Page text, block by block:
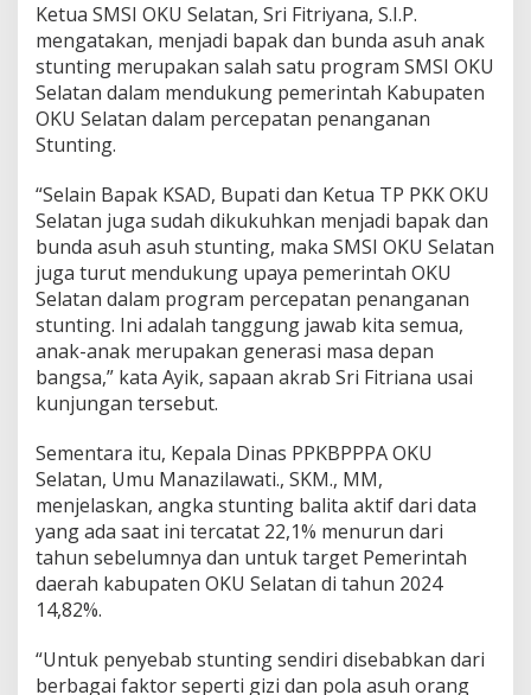
Ketua SMSI OKU Selatan, Sri Fitriyana, S.I.P.
mengatakan, menjadi bapak dan bunda asuh anak
stunting merupakan salah satu program SMSI OKU
Selatan dalam mendukung pemerintah Kabupaten
OKU Selatan dalam percepatan penanganan
Stunting.
“Selain Bapak KSAD, Bupati dan Ketua TP PKK OKU
Selatan juga sudah dikukuhkan menjadi bapak dan
bunda asuh asuh stunting, maka SMSI OKU Selatan
juga turut mendukung upaya pemerintah OKU
Selatan dalam program percepatan penanganan
stunting. Ini adalah tanggung jawab kita semua,
anak-anak merupakan generasi masa depan
bangsa,” kata Ayik, sapaan akrab Sri Fitriana usai
kunjungan tersebut.
Sementara itu, Kepala Dinas PPKBPPPA OKU
Selatan, Umu Manazilawati., SKM., MM,
menjelaskan, angka stunting balita aktif dari data
yang ada saat ini tercatat 22,1% menurun dari
tahun sebelumnya dan untuk target Pemerintah
daerah kabupaten OKU Selatan di tahun 2024
14,82%.
“Untuk penyebab stunting sendiri disebabkan dari
berbagai faktor seperti gizi dan pola asuh orang